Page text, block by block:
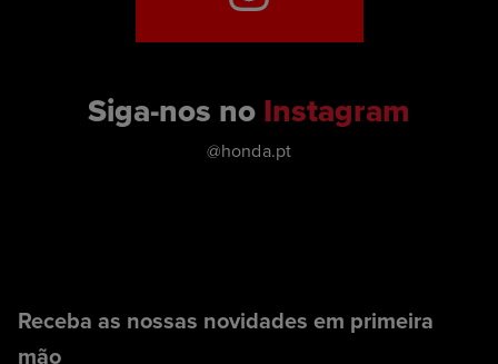
Siga-nos no Instagram
@honda.pt
Receba as nossas novidades em primeira
mão